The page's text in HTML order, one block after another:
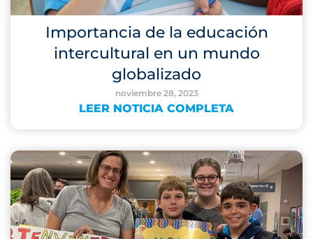
Importancia de la educación
intercultural en un mundo
globalizado
noviembre 28, 2023
LEER NOTICIA COMPLETA